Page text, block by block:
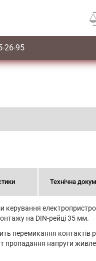
26-95
Технічна
керування
на DIN-рейці 35 мм.
перемикання контактів
пропадання напруги